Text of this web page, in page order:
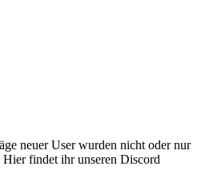
neuer User wurden nicht oder nur
findet ihr unseren Discord